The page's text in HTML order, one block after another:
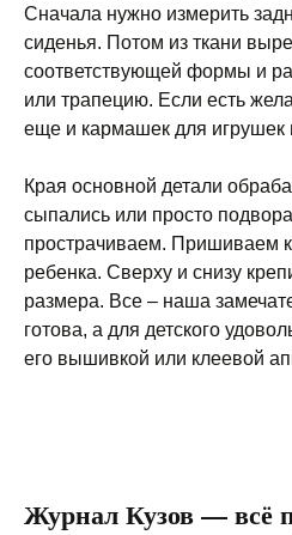
Сначала нужно измерить
сиденья. Потом из ткани
соответствующей формы и
или трапецию. Если есть
еще и кармашек для игрушек
Края основной детали
сыпались или просто
прострачиваем. Пришиваем
ребенка. Сверху и снизу
размера. Все – наша
готова, а для детского
его вышивкой или клеевой
Журнал Кузов — всё